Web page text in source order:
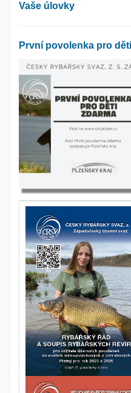
Vaše úlovky
První povolenka pro